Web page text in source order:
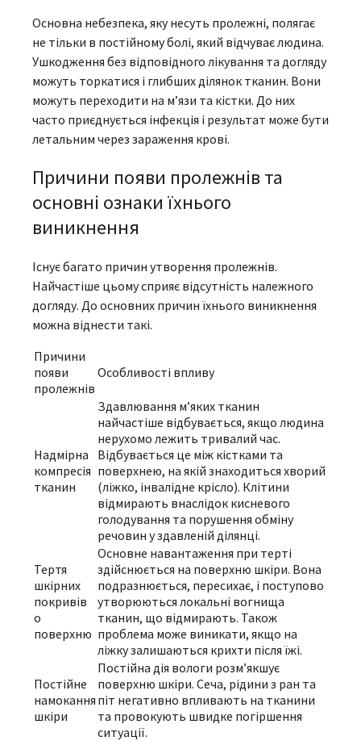
Основна небезпека, яку несуть пролежні, полягає
не тільки в постійному болі, який відчуває людина.
Ушкодження без відповідного лікування та догляду
можуть торкатися і глибших ділянок тканин. Вони
можуть переходити на м’язи та кістки. До них
часто приєднується інфекція і результат може бути
летальним через зараження крові.
Причини появи пролежнів та
основні ознаки їхнього
виникнення
Існує багато причин утворення пролежнів.
Найчастіше цьому сприяє відсутність належного
догляду. До основних причин їхнього виникнення
можна віднести такі.
Причини
появи
пролежнів
Особливості впливу
Надмірна
компресія
тканин
Здавлювання м’яких тканин
найчастіше відбувається, якщо людина
нерухомо лежить тривалий час.
Відбувається це між кістками та
поверхнею, на якій знаходиться хворий
(ліжко, інвалідне крісло). Клітини
відмирають внаслідок кисневого
голодування та порушення обміну
речовин у здавленій ділянці.
Тертя
шкірних
покривів
о
поверхню
Основне навантаження при терті
здійснюється на поверхню шкіри. Вона
подразнюється, пересихає, і поступово
утворюються локальні вогнища
тканин, що відмирають. Також
проблема може виникати, якщо на
ліжку залишаються крихти після їжі.
Постійне
намокання
шкіри
Постійна дія вологи розм’якшує
поверхню шкіри. Сеча, рідини з ран та
піт негативно впливають на тканини
та провокують швидке погіршення
ситуації.